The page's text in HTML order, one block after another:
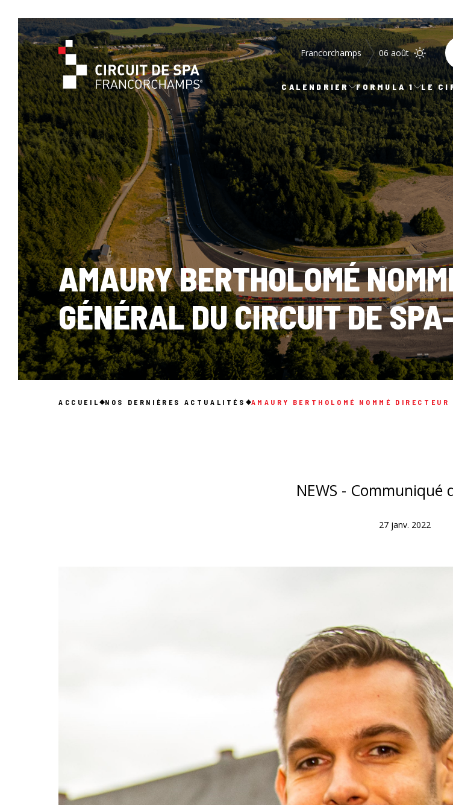
Francorchamps 06 août
CALENDRIER FORMULA 1 LE
AMAURY BERTHOLOMÉ
GÉNÉRAL DU CIRCUIT DE
ACCUEIL NOS DERNIÈRES ACTUALITÉS AMAURY BERTHOLOMÉ NOMMÉ
NEWS - Communiqué
27 janv. 2022